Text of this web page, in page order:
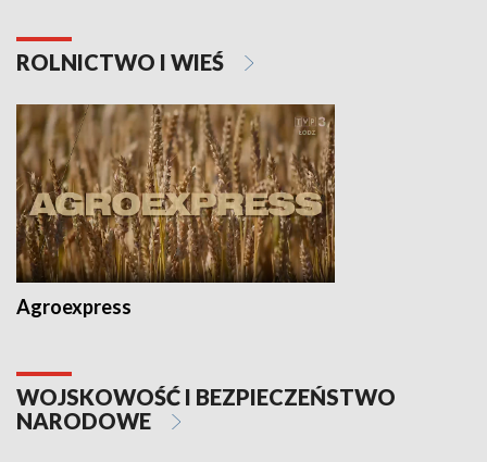
ROLNICTWO I WIEŚ
Agroexpress
WOJSKOWOŚĆ I BEZPIECZEŃSTWO
NARODOWE